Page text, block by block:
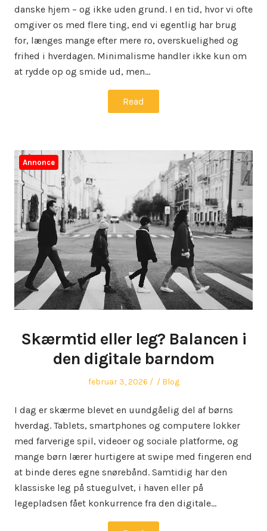
danske hjem – og ikke uden grund. I en tid, hvor vi ofte
omgiver os med flere ting, end vi egentlig har brug
for, længes mange efter mere ro, overskuelighed og
frihed i hverdagen. Minimalisme handler ikke kun om
at rydde op og smide ud, men…
Read
Annonce
Skærmtid eller leg? Balancen i
den digitale barndom
Posted
februar 3, 2026 Author
Posted
Blog
I dag er skærme blevet en uundgåelig del af børns
hverdag. Tablets, smartphones og computere lokker
med farverige spil, videoer og sociale platforme, og
mange børn lærer hurtigere at swipe med fingeren end
at binde deres egne snørebånd. Samtidig har den
klassiske leg på stuegulvet, i haven eller på
legepladsen fået konkurrence fra den digitale…